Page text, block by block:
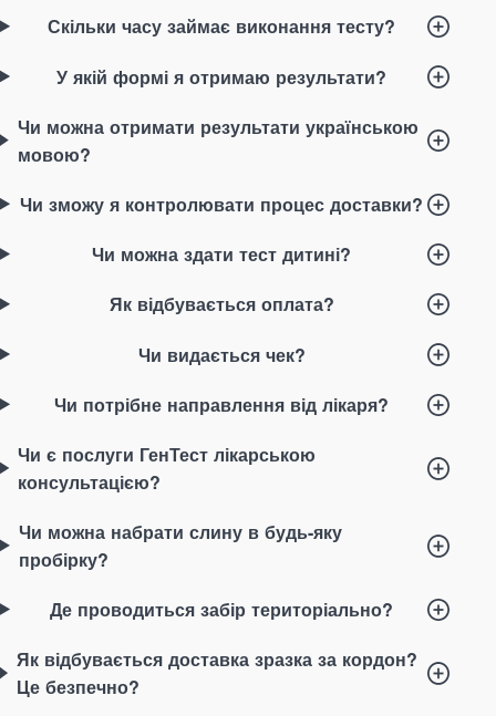
Скільки часу займає виконання тесту?
У якій формі я отримаю результати?
Чи можна отримати результати українською
мовою?
Чи зможу я контролювати процес доставки?
Чи можна здати тест дитині?
Як відбувається оплата?
Чи видається чек?
Чи потрібне направлення від лікаря?
Чи є послуги ГенТест лікарською
консультацією?
Чи можна набрати слину в будь-яку
пробірку?
Де проводиться забір територіально?
Як відбувається доставка зразка за кордон?
Це безпечно?